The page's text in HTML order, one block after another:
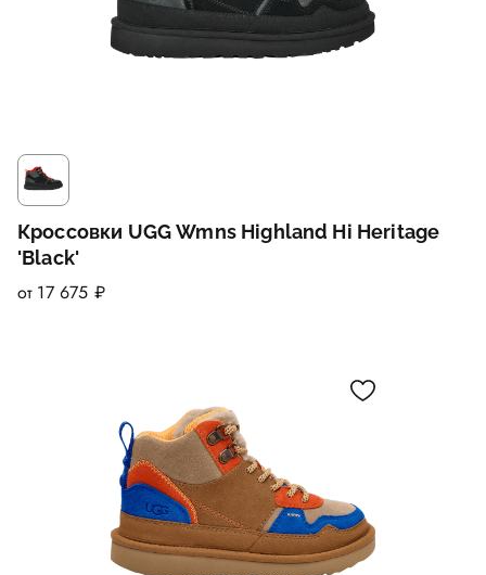
Кроссовки UGG Wmns Highland Hi Heritage
'Black'
от 17 675 ₽